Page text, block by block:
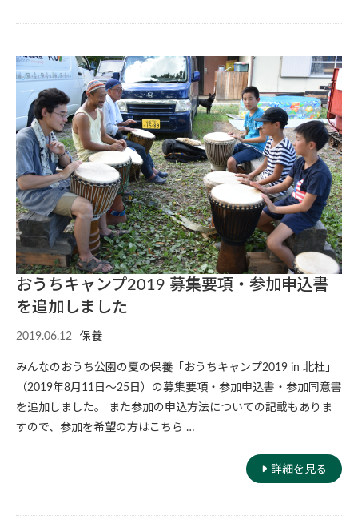
おうちキャンプ2019 募集要項・参加申込書
を追加しました
2019.06.12 保養
みんなのおうち公園の夏の保養「おうちキャンプ2019 in 北杜」
（2019年8月11日〜25日）の募集要項・参加申込書・参加同意書
を追加しました。 また参加の申込方法についての記載もありま
すので、参加を希望の方はこちら …
詳細を見る